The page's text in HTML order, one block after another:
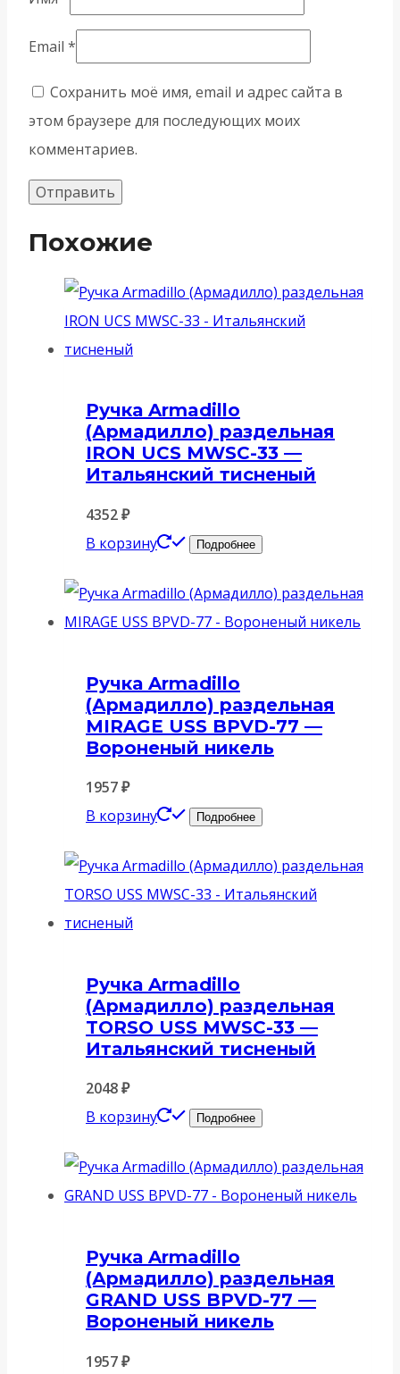
Email *
Сохранить моё имя, email и адрес сайта в
этом браузере для последующих моих
комментариев.
Похожие
Ручка Armadillo
(Армадилло) раздельная
IRON UCS MWSC-33 —
Итальянский тисненый
4352₽
В корзину
Подробнее
Ручка Armadillo
(Армадилло) раздельная
MIRAGE USS BPVD-77 —
Вороненый никель
1957₽
В корзину
Подробнее
Ручка Armadillo
(Армадилло) раздельная
TORSO USS MWSC-33 —
Итальянский тисненый
2048₽
В корзину
Подробнее
Ручка Armadillo
(Армадилло) раздельная
GRAND USS BPVD-77 —
Вороненый никель
1957₽